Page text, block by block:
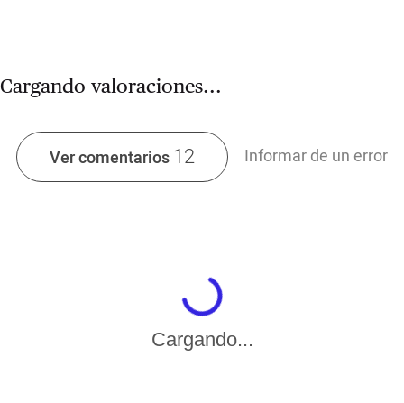
Cargando valoraciones...
Ver comentarios 12 Informar de un error
Cargando...